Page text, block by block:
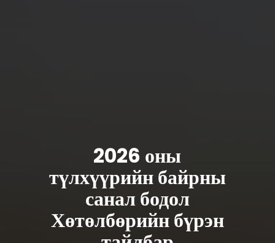
2026 оны
түлхүүрийн байрны
санал бодол
Хөтөлбөрийн бүрэн